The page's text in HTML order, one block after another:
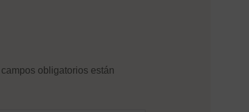
campos obligatorios están